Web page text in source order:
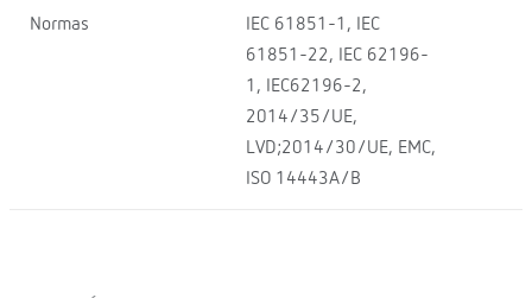
Normas
IEC 61851-1, IEC
61851-22, IEC 62196-
1, IEC62196-2,
2014/35/UE,
LVD;2014/30/UE, EMC,
ISO 14443A/B